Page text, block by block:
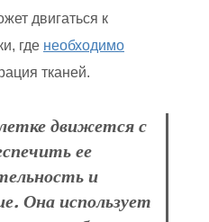
двигаться к
где необходимо
тканей.
движется с
ее
и
Она использует